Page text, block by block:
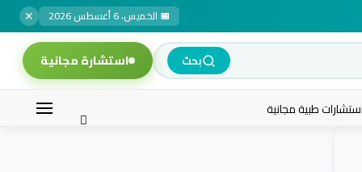
📅 الخميس، 6 أغسطس 2026 ✕
بحث استشارة مجانية
طبية مجانية